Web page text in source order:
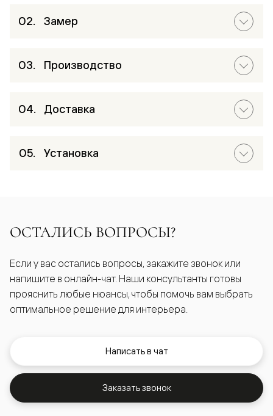
Замер
Производство
Доставка
Установка
ОСТАЛИСЬ ВОПРОСЫ?
Если у вас остались вопросы, закажите звонок или
напишите в онлайн-чат. Наши консультанты готовы
прояснить любые нюансы, чтобы помочь вам выбрать
оптимальное решение для интерьера.
Написать в чат
Заказать звонок